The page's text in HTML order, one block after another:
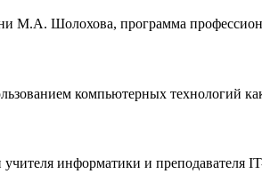
М.А. Шолохова, программа
компьютерных технологий
информатики и преподавателя